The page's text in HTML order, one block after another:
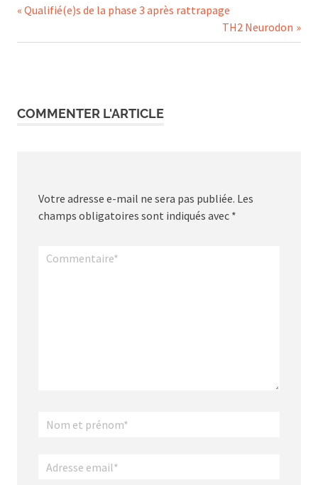
Navigation
de
Previous
Qualifié(e)s de la phase 3 après rattrapage
Next
Post:
TH2 Neurodon
COMMENTER L'ARTICLE
Votre adresse e-mail ne sera pas publiée. Les
champs obligatoires sont indiqués avec *